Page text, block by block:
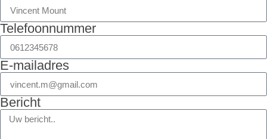
Telefoonnummer
E-mailadres
Bericht